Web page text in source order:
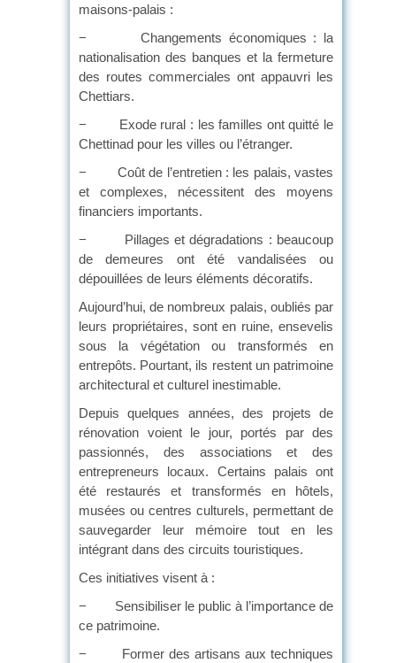
maisons-palais :
− Changements économiques : la
nationalisation des banques et la fermeture
des routes commerciales ont appauvri les
Chettiars.
− Exode rural : les familles ont quitté le
Chettinad pour les villes ou l’étranger.
− Coût de l’entretien : les palais, vastes
et complexes, nécessitent des moyens
financiers importants.
− Pillages et dégradations : beaucoup
de demeures ont été vandalisées ou
dépouillées de leurs éléments décoratifs.
Aujourd’hui, de nombreux palais, oubliés par
leurs propriétaires, sont en ruine, ensevelis
sous la végétation ou transformés en
entrepôts. Pourtant, ils restent un patrimoine
architectural et culturel inestimable.
Depuis quelques années, des projets de
rénovation voient le jour, portés par des
passionnés, des associations et des
entrepreneurs locaux. Certains palais ont
été restaurés et transformés en hôtels,
musées ou centres culturels, permettant de
sauvegarder leur mémoire tout en les
intégrant dans des circuits touristiques.
Ces initiatives visent à :
− Sensibiliser le public à l’importance de
ce patrimoine.
− Former des artisans aux techniques